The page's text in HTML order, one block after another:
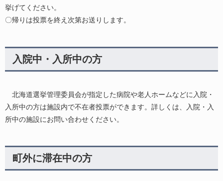
挙げてください。
〇帰りは投票を終え次第お送りします。
入院中・入所中の方
北海道選挙管理委員会が指定した病院や老人ホームなどに入院・
入所中の方は施設内で不在者投票ができます。詳しくは、入院・入
所中の施設にお問い合わせください。
町外に滞在中の方